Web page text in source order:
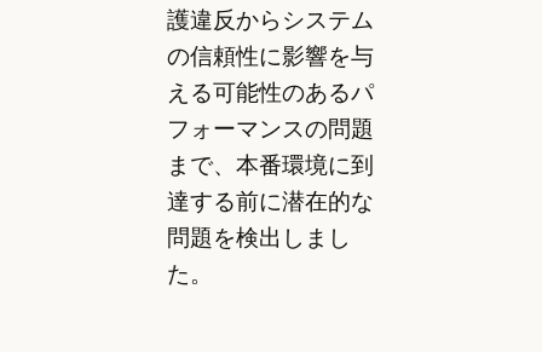
護違反からシステム
の信頼性に影響を与
える可能性のあるパ
フォーマンスの問題
まで、本番環境に到
達する前に潜在的な
問題を検出しまし
た。